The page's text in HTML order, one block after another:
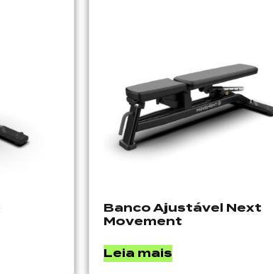
Banco Ajustável Next
Movement
Leia mais